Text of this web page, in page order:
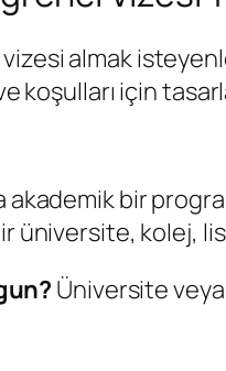
almak
koşulları için
akademik bir
üniversite, kolej,
Üniversite